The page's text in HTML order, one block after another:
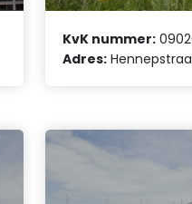
KvK nummer:
Adres: